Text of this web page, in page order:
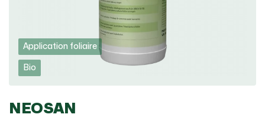
Application foliaire
Bio
NEOSAN